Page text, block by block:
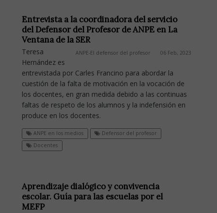
Entrevista a la coordinadora del servicio
del Defensor del Profesor de ANPE en La
Ventana de la SER
ANPE-El defensor del profesor 06 Feb, 2023
Teresa
Hernández es
entrevistada por Carles Francino para abordar la
cuestión de la falta de motivación en la vocación de
los docentes, en gran medida debido a las continuas
faltas de respeto de los alumnos y la indefensión en
produce en los docentes.
ANPE en los medios
Defensor del profesor
Docentes
Aprendizaje dialógico y convivencia
escolar. Guía para las escuelas por el
MEFP